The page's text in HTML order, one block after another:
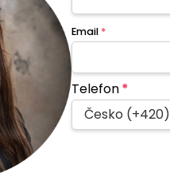
Email *
Telefon*
Česko (+420)